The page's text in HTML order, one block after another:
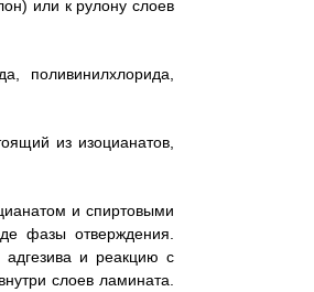
или к рулону слоев
поливинилхлорида,
из изоцианатов,
и спиртовыми
фазы отверждения.
и реакцию с
слоев ламината.